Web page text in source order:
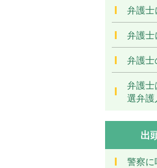
弁護士
弁護士
弁護
弁護
選弁護
出
警察に